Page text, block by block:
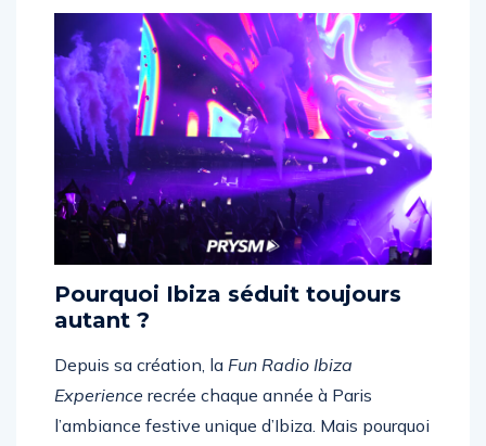
Pourquoi Ibiza séduit toujours
Depuis sa création, la
Fun Radio Ibiza
Experience
recrée chaque année à Paris